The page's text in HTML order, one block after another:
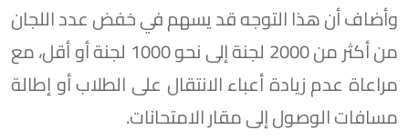
وأضاف أن هذا التوجه قد يسهم في خفض عدد اللجان
من أكثر من 2000 لجنة إلى نحو 1000 لجنة أو أقل، مع
مراعاة عدم زيادة أعباء الانتقال على الطلاب أو إطالة
مسافات الوصول إلى مقار الامتحانات.